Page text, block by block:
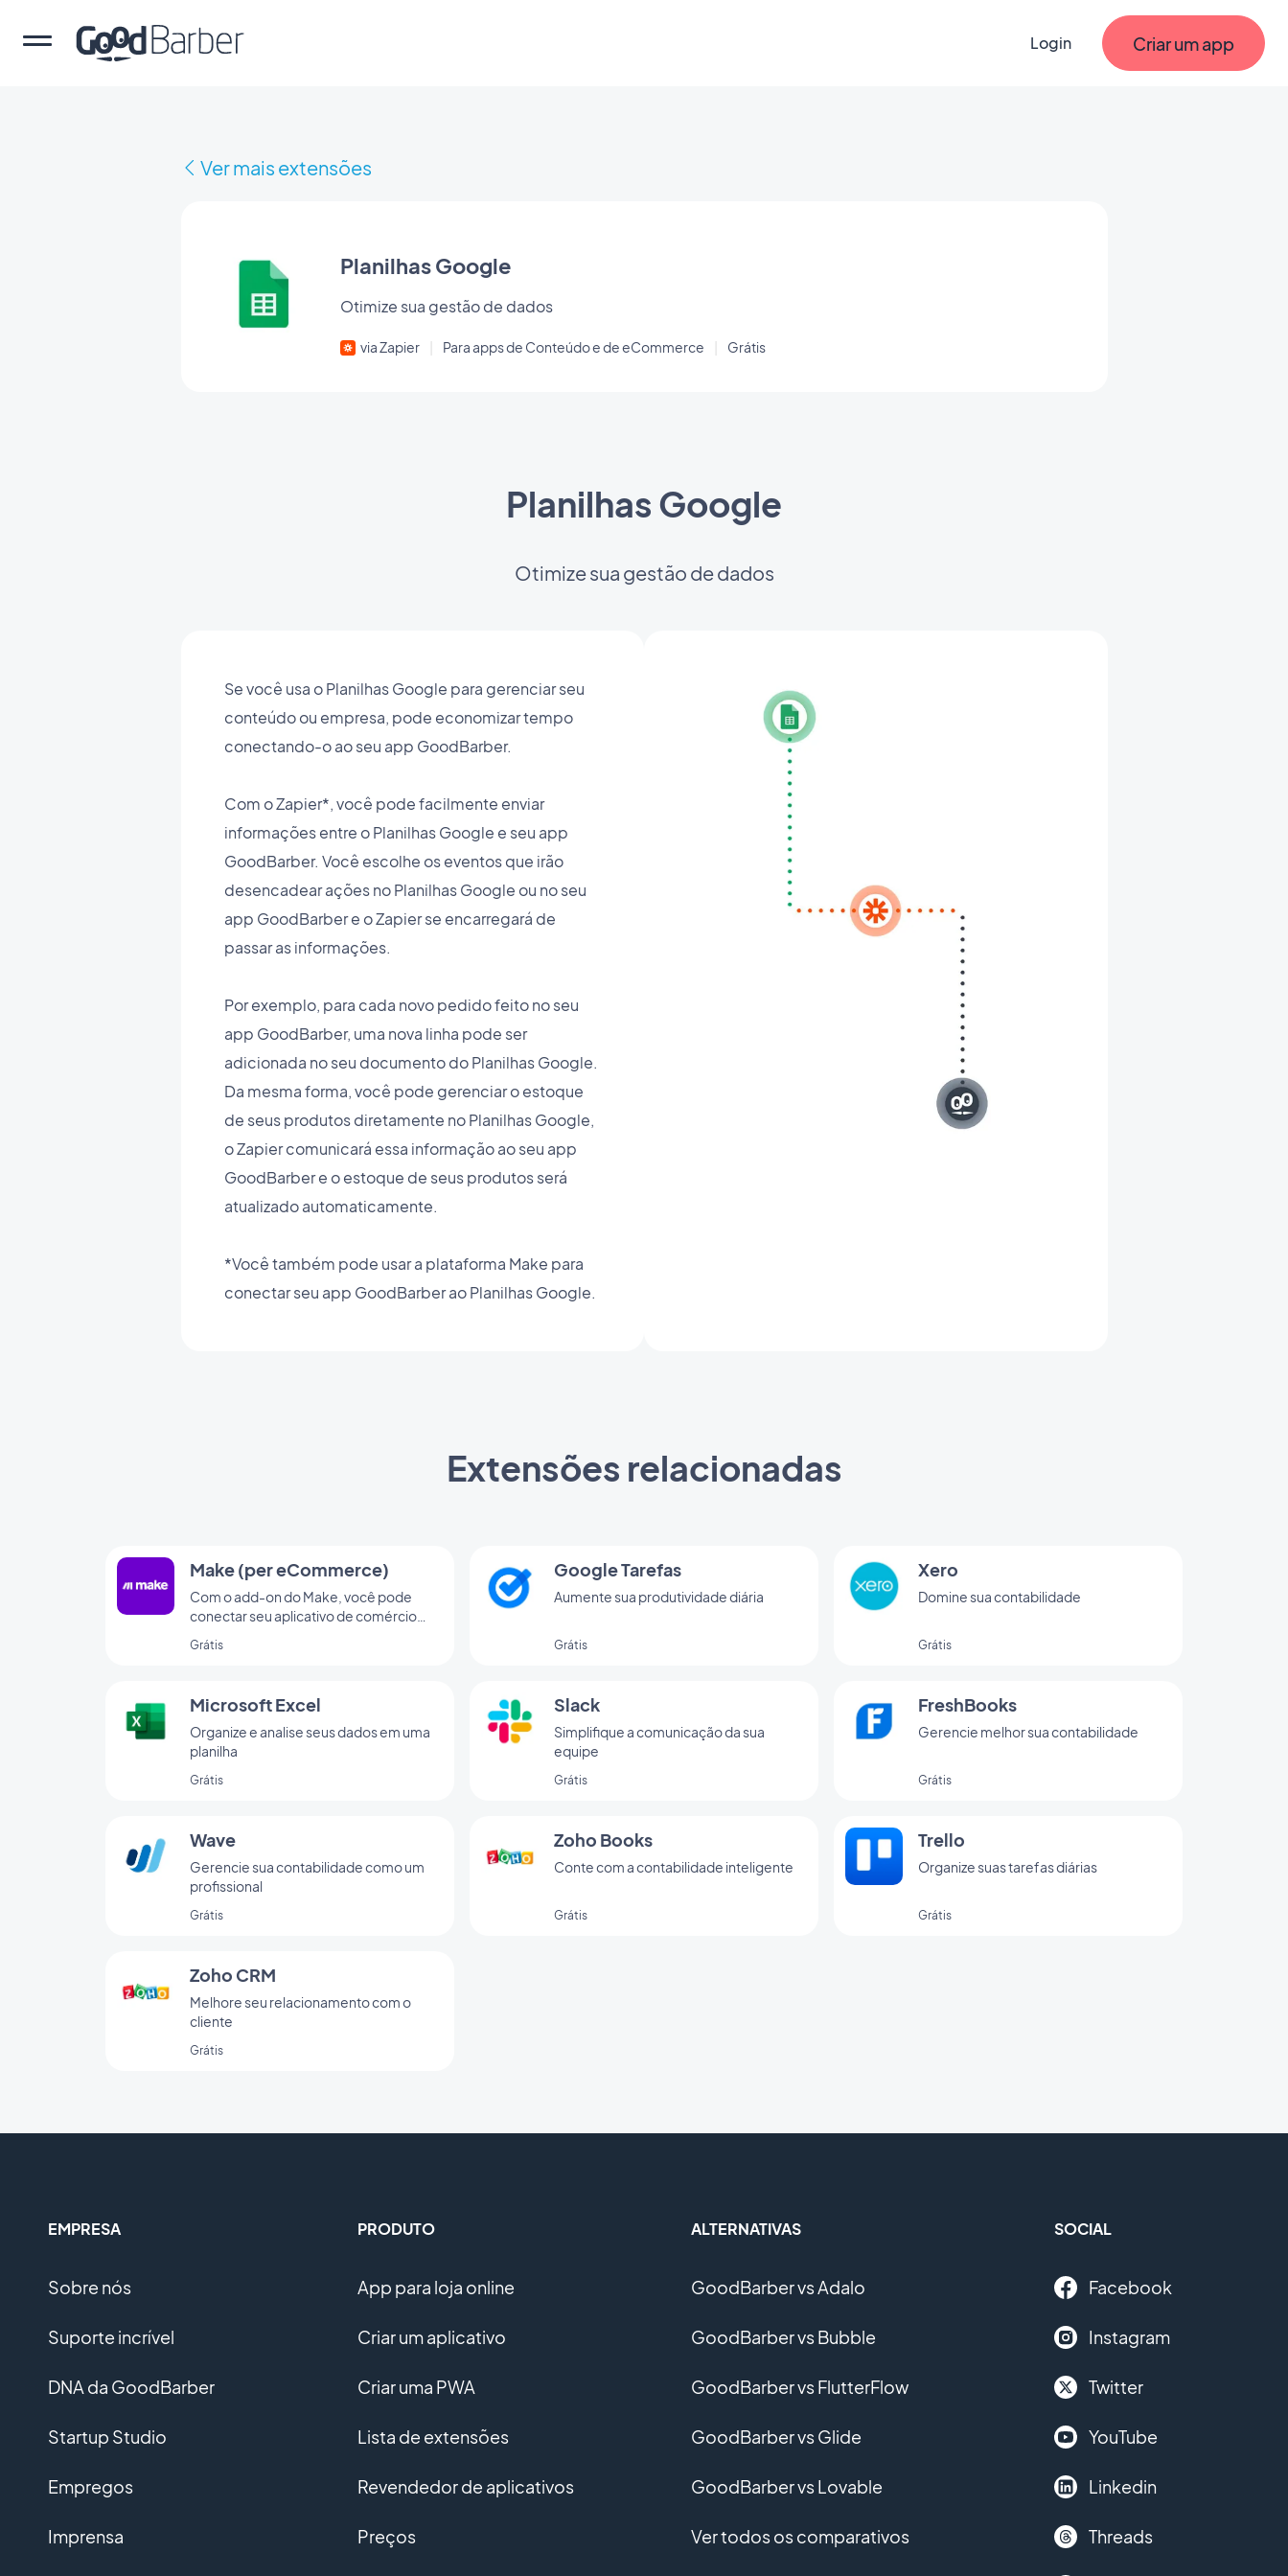
Login Criar um app
Ver mais extensões
Planilhas Google
Otimize sua gestão de dados
via Zapier Para apps de Conteúdo e de eCommerce Grátis
Planilhas Google
Otimize sua gestão de dados
Se você usa o Planilhas Google para gerenciar seu
conteúdo ou empresa, pode economizar tempo
conectando-o ao seu app GoodBarber.
Com o Zapier*, você pode facilmente enviar
informações entre o Planilhas Google e seu app
GoodBarber. Você escolhe os eventos que irão
desencadear ações no Planilhas Google ou no seu
app GoodBarber e o Zapier se encarregará de
passar as informações.
Por exemplo, para cada novo pedido feito no seu
app GoodBarber, uma nova linha pode ser
adicionada no seu documento do Planilhas Google.
Da mesma forma, você pode gerenciar o estoque
de seus produtos diretamente no Planilhas Google,
o Zapier comunicará essa informação ao seu app
GoodBarber e o estoque de seus produtos será
atualizado automaticamente.
*Você também pode usar a plataforma Make para
conectar seu app GoodBarber ao Planilhas Google.
Extensões relacionadas
Make (per eCommerce)
Com o add-on do Make, você pode
conectar seu aplicativo de comércio
online. É o add-on perfeito para
www.make.com para usar esse add-on)
Grátis
Google Tarefas
Aumente sua produtividade diária
Grátis
Xero
Domine sua contabilidade
Grátis
Microsoft Excel
Organize e analise seus dados em uma
planilha
Grátis
Slack
Simplifique a comunicação da sua
equipe
Grátis
FreshBooks
Gerencie melhor sua contabilidade
Grátis
Wave
Gerencie sua contabilidade como um
profissional
Grátis
Zoho Books
Conte com a contabilidade inteligente
Grátis
Trello
Organize suas tarefas diárias
Grátis
Zoho CRM
Melhore seu relacionamento com o
cliente
Grátis
EMPRESA
Sobre nós
Suporte incrível
DNA da GoodBarber
Startup Studio
Empregos
Imprensa
PRODUTO
App para loja online
Criar um aplicativo
Criar uma PWA
Lista de extensões
Revendedor de aplicativos
Preços
ALTERNATIVAS
GoodBarber vs Adalo
GoodBarber vs Bubble
GoodBarber vs FlutterFlow
GoodBarber vs Glide
GoodBarber vs Lovable
Ver todos os comparativos
SOCIAL
Facebook
Instagram
Twitter
YouTube
Linkedin
Threads